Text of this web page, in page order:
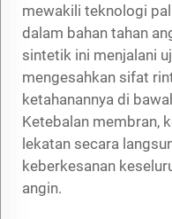
mewakili teknologi
dalam bahan tahan
sintetik ini menjalani
mengesahkan sifat
ketahanannya di
Ketebalan membran,
lekatan secara
keberkesanan
angin.